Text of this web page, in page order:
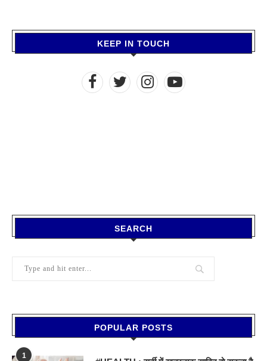
KEEP IN TOUCH
SEARCH
POPULAR POSTS
1